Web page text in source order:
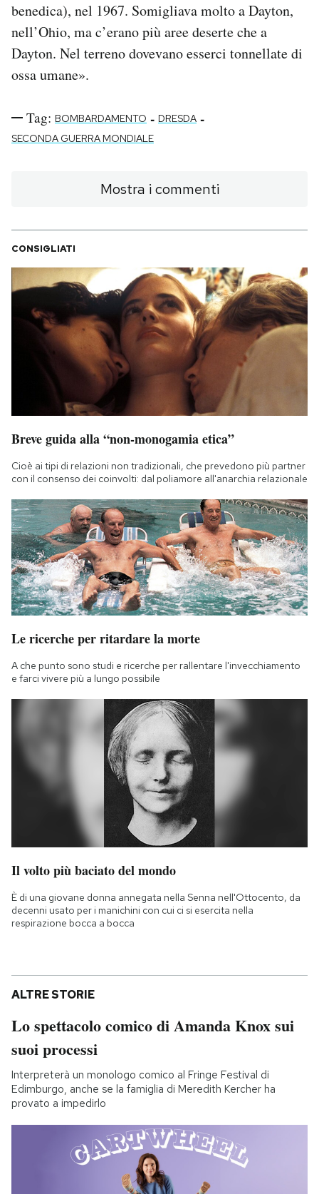
benedica), nel 1967. Somigliava molto a Dayton,
nell’Ohio, ma c’erano più aree deserte che a
Dayton. Nel terreno dovevano esserci tonnellate di
ossa umane».
Tag: BOMBARDAMENTO - DRESDA -
SECONDA GUERRA MONDIALE
Mostra i commenti
CONSIGLIATI
Breve guida alla “non-monogamia etica”
Cioè ai tipi di relazioni non tradizionali, che prevedono più partner
con il consenso dei coinvolti: dal poliamore all'anarchia relazionale
Le ricerche per ritardare la morte
A che punto sono studi e ricerche per rallentare l'invecchiamento
e farci vivere più a lungo possibile
Il volto più baciato del mondo
È di una giovane donna annegata nella Senna nell'Ottocento, da
decenni usato per i manichini con cui ci si esercita nella
respirazione bocca a bocca
ALTRE STORIE
Lo spettacolo comico di Amanda Knox sui
suoi processi
Interpreterà un monologo comico al Fringe Festival di
Edimburgo, anche se la famiglia di Meredith Kercher ha
provato a impedirlo